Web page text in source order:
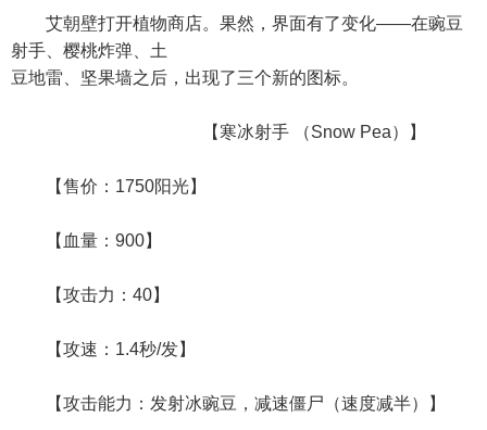
艾朝壁打开植物商店。果然，界面有了变化——在豌豆
射手、樱桃炸弹、土
豆地雷、坚果墙之后，出现了三个新的图标。
【寒冰射手 （Snow Pea）】
【售价：1750阳光】
【血量：900】
【攻击力：40】
【攻速：1.4秒/发】
【攻击能力：发射冰豌豆，减速僵尸（速度减半）】